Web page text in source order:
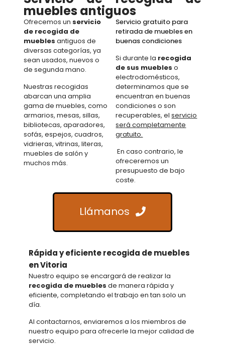
muebles antiguos
Ofrecemos un servicio
de recogida de
muebles antiguos de
diversas categorías, ya
sean usados, nuevos o
de segunda mano.
Nuestras recogidas
abarcan una amplia
gama de muebles, como
armarios, mesas, sillas,
bibliotecas, aparadores,
sofás, espejos, cuadros,
vidrieras, vitrinas, literas,
muebles de salón y
muchos más.
Servicio gratuito para
retirada de muebles en
buenas condiciones
Si durante la recogida
de sus muebles o
electrodomésticos,
determinamos que se
encuentran en buenas
condiciones o son
recuperables, elservicio
será completamente
gratuito.
En caso contrario, le
ofreceremos un
presupuesto de bajo
coste.
Llámanos
Rápida y eficiente recogida de muebles
en Vitoria
Nuestro equipo se encargará de realizar la
recogida de muebles de manera rápida y
eficiente, completando el trabajo en tan solo un
día.
Al contactarnos, enviaremos a los miembros de
nuestro equipo para ofrecerle la mejor calidad de
servicio.